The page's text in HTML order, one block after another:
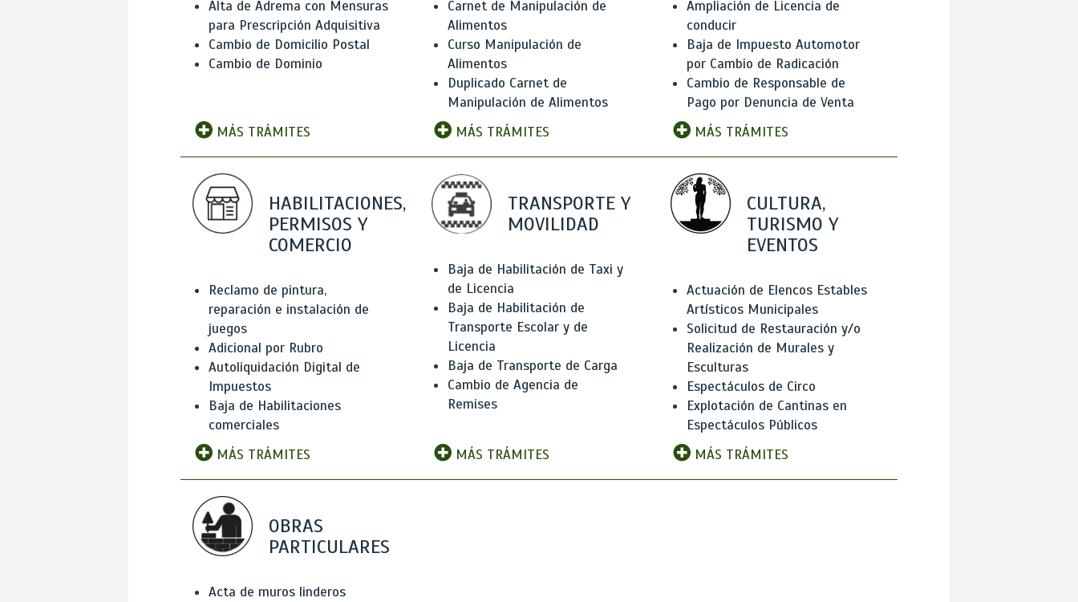
Alta de Adrema con Mensuras
para Prescripción Adquisitiva
Cambio de Domicilio Postal
Cambio de Dominio
MÁS TRÁMITES
Carnet de Manipulación de
Alimentos
Curso Manipulación de
Alimentos
Duplicado Carnet de
Manipulación de Alimentos
MÁS TRÁMITES
Ampliación de Licencia de
conducir
Baja de Impuesto Automotor
por Cambio de Radicación
Cambio de Responsable de
Pago por Denuncia de Venta
MÁS TRÁMITES
HABILITACIONES,
PERMISOS Y
COMERCIO
Reclamo de pintura,
reparación e instalación de
juegos
Adicional por Rubro
Autoliquidación Digital de
Impuestos
Baja de Habilitaciones
comerciales
MÁS TRÁMITES
TRANSPORTE Y
MOVILIDAD
Baja de Habilitación de Taxi y
de Licencia
Baja de Habilitación de
Transporte Escolar y de
Licencia
Baja de Transporte de Carga
Cambio de Agencia de
Remises
MÁS TRÁMITES
CULTURA,
TURISMO Y
EVENTOS
Actuación de Elencos Estables
Artísticos Municipales
Solicitud de Restauración y/o
Realización de Murales y
Esculturas
Espectáculos de Circo
Explotación de Cantinas en
Espectáculos Públicos
MÁS TRÁMITES
OBRAS
PARTICULARES
Acta de muros linderos